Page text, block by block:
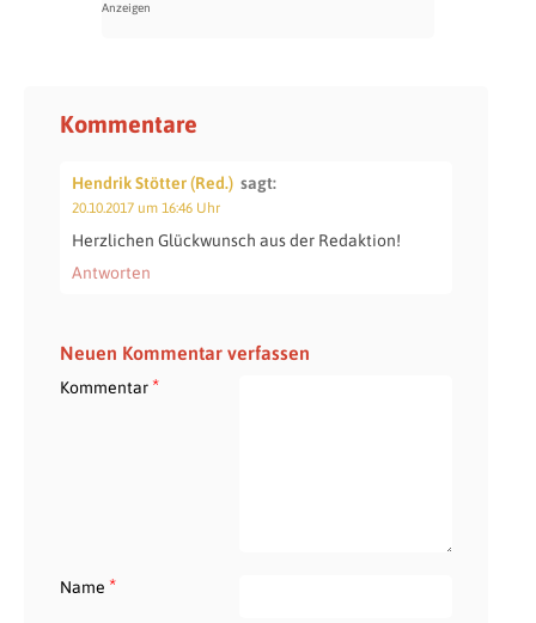
Kommentare
Hendrik Stötter (Red.) sagt:
20.10.2017 um 16:46 Uhr
Herzlichen Glückwunsch aus der Redaktion!
Antworten
Neuen Kommentar verfassen
Kommentar*
Name *